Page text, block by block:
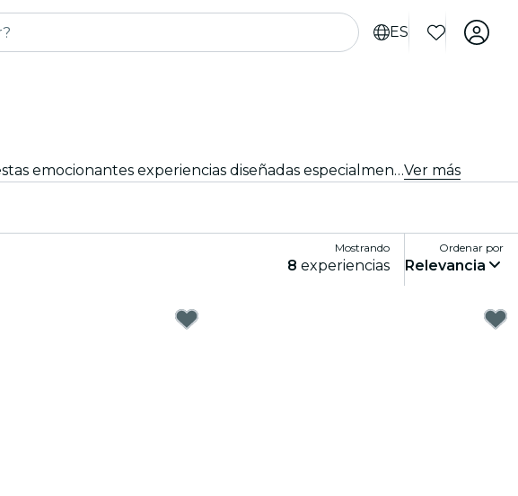
ES
¿Buscas cosas que hacer en Bolonia para turistas? Descubre Bolonia una aventura a la vez con estas emocionantes experiencias diseñadas especialmente para turistas. ¡Descubre lo mejor que hay para hacer!Ver más
Mostrando
8 experiencias
Ordenar por
Relevancia